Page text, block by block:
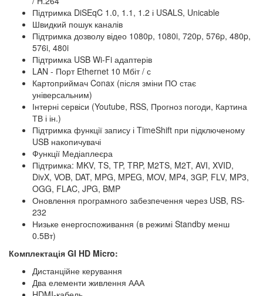
Підтримка DiSEqC 1.0, 1.1, 1.2 і USALS, Unicable
Швидкий пошук каналів
Підтримка дозволу відео 1080p, 1080i, 720p, 576p, 480p,
576i, 480i
Підтримка USB Wi-Fi адаптерів
LAN - Порт Ethernet 10 Мбіт / с
Картоприймач Conax (після зміни ПО стає
універсальним)
Інтерні сервіси (Youtube, RSS, Прогноз погоди, Картина
ТВ і ін.)
Підтримка функції запису і TimeShift при підключеному
USB накопичувачі
Функції Медіаплеєра
Підтримка: MKV, TS, TP, TRP, M2TS, M2T, AVI, XVID,
DivX, VOB, DAT, MPG, MPEG, MOV, MP4, 3GP, FLV, MP3,
OGG, FLAC, JPG, BMP
Оновлення програмного забезпечення через USB, RS-
232
Низьке енергоспоживання (в режимі Standby менш
0.5Вт)
Комплектація GI HD Micro:
Дистанційне керування
Два елементи живлення ААА